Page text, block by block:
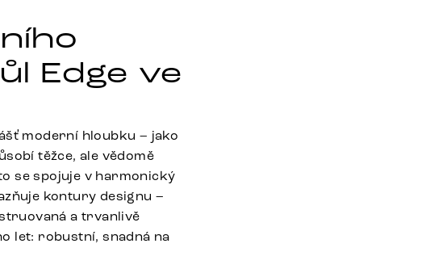
Edge ve
moderní hloubku – jako
těžce, ale vědomě
se spojuje v harmonický
kontury designu –
a trvanlivě
let: robustní, snadná na